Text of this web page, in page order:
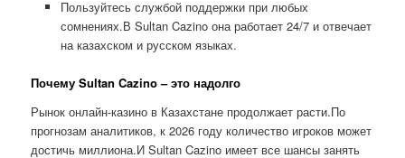
Пользуйтесь службой поддержки при любых
сомнениях.В Sultan Cazino она работает 24/7 и отвечает
на казахском и русском языках.
Почему Sultan Cazino – это надолго
Рынок онлайн-казино в Казахстане продолжает расти.По
прогнозам аналитиков, к 2026 году количество игроков может
достичь миллиона.И Sultan Cazino имеет все шансы занять